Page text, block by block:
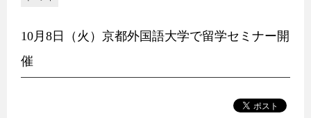
10月8日（火）京都外国語大学で留学セミナー開
催